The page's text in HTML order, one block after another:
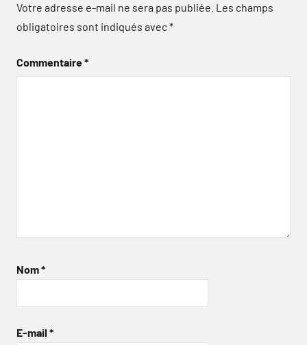
Votre adresse e-mail ne sera pas publiée. Les champs
obligatoires sont indiqués avec*
Commentaire*
Nom*
E-mail *